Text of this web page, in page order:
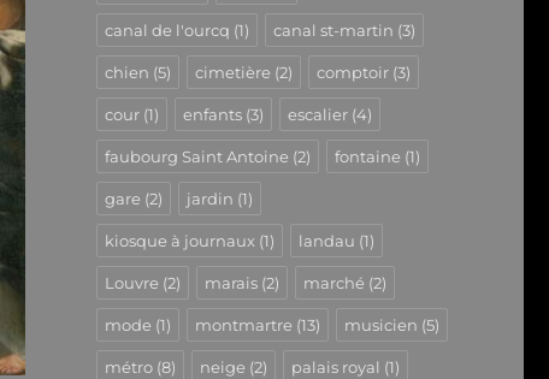
canal de l'ourcq (1) canal st-martin (3)
chien (5) cimetière (2) comptoir(3)
cour(1) enfants(3) escalier(4)
faubourg Saint Antoine (2) fontaine (1)
gare (2) jardin (1)
kiosque à journaux (1) landau (1)
Louvre (2) marais(2) marché (2)
mode (1) montmartre (13) musicien (5)
métro(8) neige (2) palais royal (1)